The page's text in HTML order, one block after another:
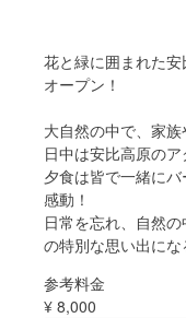
花と緑に囲まれた
オープン！
大自然の中で、家
日中は安比高原の
夕食は皆で一緒に
感動！
日常を忘れ、自然
の特別な思い出に
参考料金
¥ 8,000